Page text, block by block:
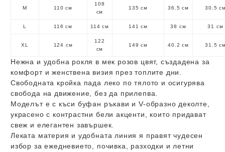
M 110 см
108
см
135 см 36.5 см 30.5
L 116 см 114 см 141 см 38 см 31 см
XL 124 см
122
см
149 см 40.2 см 31.5
Нежна и удобна рокля в мек розов цвят, създадена за
комфорт и женствена визия през топлите дни.
Свободната кройка пада леко по тялото и осигурява
свобода на движение, без да прилепва.
Моделът е с къси буфан ръкави и V-образно деколте,
украсено с контрастни бели акценти, които придават
свеж и елегантен завършек.
Леката материя и удобната линия я правят чудесен
избор за ежедневието, почивка, разходки и летни